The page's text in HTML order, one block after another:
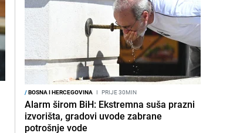
/BOSNA I HERCEGOVINA I PRIJE 30MIN
Alarm širom BiH: Ekstremna suša prazni
izvorišta, gradovi uvode zabrane
potrošnje vode